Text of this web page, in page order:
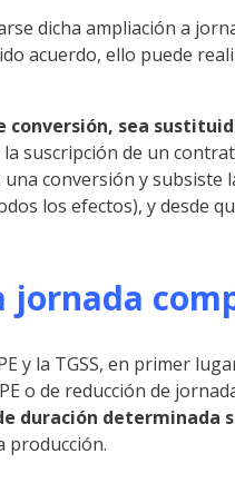
dicha ampliación a
acuerdo, ello puede
sea
suscripción de un
conversión y
los efectos), y desde
jornada
y la TGSS, en primer
o de reducción de
duración determinada
producción.